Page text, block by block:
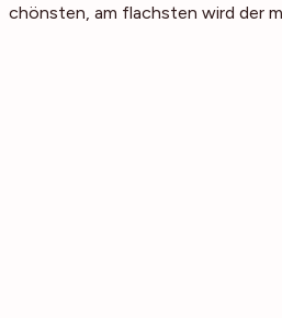
schönsten, am flachsten wird der